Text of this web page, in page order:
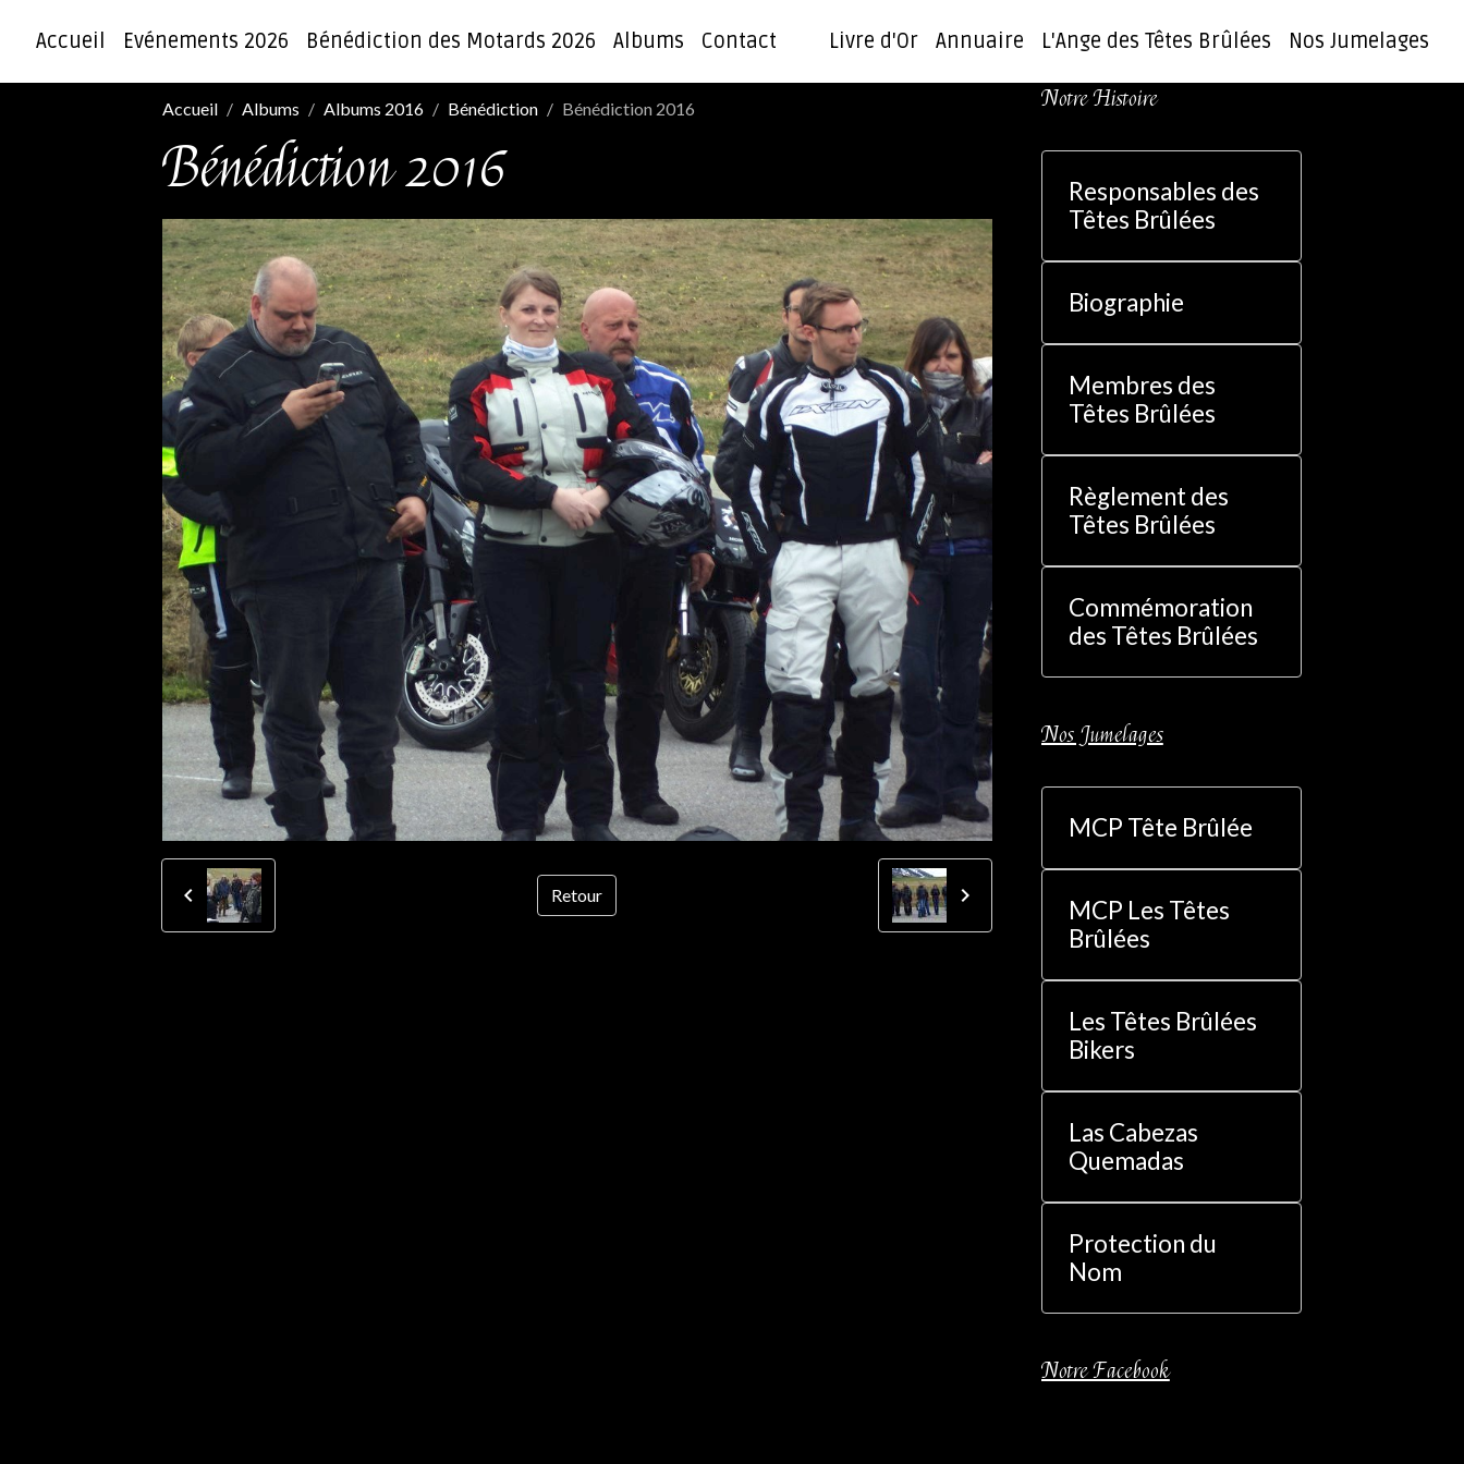
Accueil Evénements 2026 Bénédiction des Motards 2026 Albums Contact Livre d'Or Annuaire L'Ange des Têtes Brûlées Nos Jumelages
Accueil Albums Albums 2016 Bénédiction Bénédiction 2016
Bénédiction 2016
Retour
Notre Histoire
Responsables des
Têtes Brûlées
Biographie
Membres des
Têtes Brûlées
Règlement des
Têtes Brûlées
Commémoration
des Têtes Brûlées
Nos Jumelages
MCP Tête Brûlée
MCP Les Têtes
Brûlées
Les Têtes Brûlées
Bikers
Las Cabezas
Quemadas
Protection du
Nom
Notre Facebook